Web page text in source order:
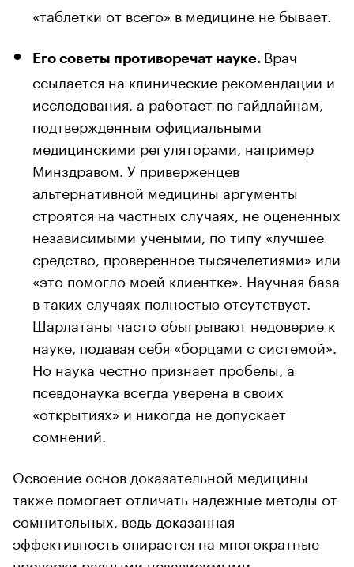
«таблетки от всего» в медицине не бывает.
Его советы противоречат науке. Врач
ссылается на клинические рекомендации и
исследования, а работает по гайдлайнам,
подтвержденным официальными
медицинскими регуляторами, например
Минздравом. У приверженцев
альтернативной медицины аргументы
строятся на частных случаях, не оцененных
независимыми учеными, по типу «лучшее
средство, проверенное тысячелетиями» или
«это помогло моей клиентке». Научная база
в таких случаях полностью отсутствует.
Шарлатаны часто обыгрывают недоверие к
науке, подавая себя «борцами с системой».
Но наука честно признает пробелы, а
псевдонаука всегда уверена в своих
«открытиях» и никогда не допускает
сомнений.
Освоение основ доказательной медицины
также помогает отличать надежные методы от
сомнительных, ведь доказанная
эффективность опирается на многократные